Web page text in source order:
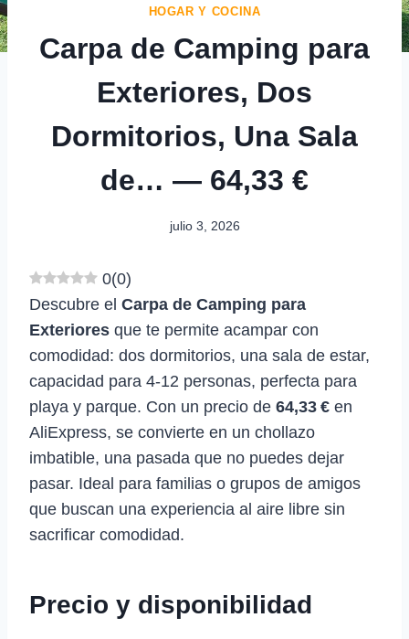
HOGAR Y COCINA
Carpa de Camping para
Exteriores, Dos
Dormitorios, Una Sala
de… — 64,33 €
julio 3, 2026
0(0)
Descubre el Carpa de Camping para
Exteriores que te permite acampar con
comodidad: dos dormitorios, una sala de estar,
capacidad para 4-12 personas, perfecta para
playa y parque. Con un precio de 64,33 € en
AliExpress, se convierte en un chollazo
imbatible, una pasada que no puedes dejar
pasar. Ideal para familias o grupos de amigos
que buscan una experiencia al aire libre sin
sacrificar comodidad.
Precio y disponibilidad